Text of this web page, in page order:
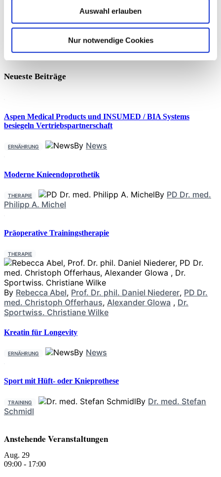
Auswahl erlauben
Nur notwendige Cookies
Myotoxizität von Lokalanästhetika
Die Untersuchung zeigt, dass alle getesteten Lokalanästhetika
Schädigungen hervorruft. Die myotoxischen Effekte sind
dosisabhängig und beinhalten eine erhöhte intrazelluläre
Ca2+-Konzentration, die zu Zellschäden führt. Während viele
signifikante Schäden
Neueste Beiträge
Aspen Medical Products und INSUMED / BIA Systems
besiegeln Vertriebspartnerschaft
ERNÄHRUNG By News
Moderne Knieendoprothetik
THERAPIE By PD Dr. med.
Philipp A. Michel
Präoperative Trainingstherapie
THERAPIE
By Rebecca Abel, Prof. Dr. phil. Daniel Niederer, PD Dr.
med. Christoph Offerhaus, Alexander Glowa , Dr.
Sportwiss. Christiane Wilke
Kreatin für Longevity
ERNÄHRUNG By News
Sport mit Hüft- oder Knieprothese
TRAINING By Dr. med. Stefan
Schmidl
Anstehende Veranstaltungen
Aug. 29
09:00 - 17:00